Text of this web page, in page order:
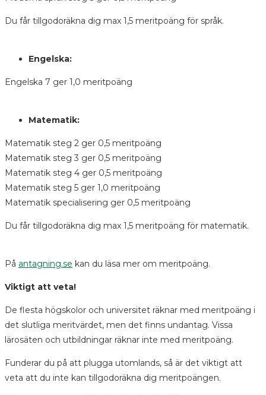
Du får tillgodoräkna dig max 1,5 meritpoäng för språk.
Engelska:
Engelska 7 ger 1,0 meritpoäng
Matematik:
Matematik steg 2 ger 0,5 meritpoäng
Matematik steg 3 ger 0,5 meritpoäng
Matematik steg 4 ger 0,5 meritpoäng
Matematik steg 5 ger 1,0 meritpoäng
Matematik specialisering ger 0,5 meritpoäng
Du får tillgodoräkna dig max 1,5 meritpoäng för matematik.
På antagning.se kan du läsa mer om meritpoäng.
Viktigt att veta!
De flesta högskolor och universitet räknar med meritpoäng i
det slutliga meritvärdet, men det finns undantag. Vissa
lärosäten och utbildningar räknar inte med meritpoäng.
Funderar du på att plugga utomlands, så är det viktigt att
veta att du inte kan tillgodoräkna dig meritpoängen.